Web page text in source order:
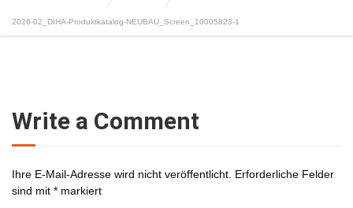
2026-02_DIHA-Produktkatalog-NEUBAU_Screen_10005823-1
Write a Comment
Ihre E-Mail-Adresse wird nicht veröffentlicht. Erforderliche Felder
sind mit * markiert